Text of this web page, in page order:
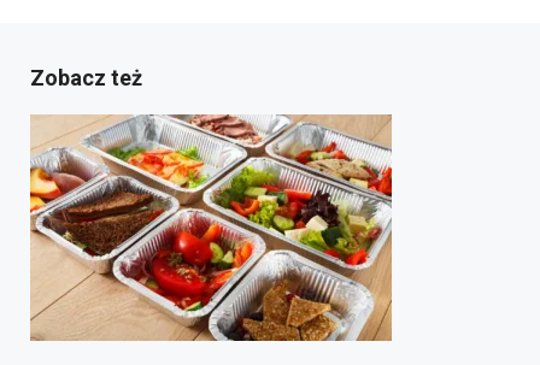
Zobacz też